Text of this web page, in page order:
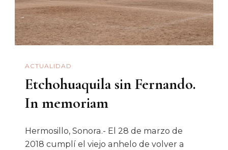
ACTUALIDAD
Etchohuaquila sin Fernando.
In memoriam
Hermosillo, Sonora.- El 28 de marzo de
2018 cumplí el viejo anhelo de volver a